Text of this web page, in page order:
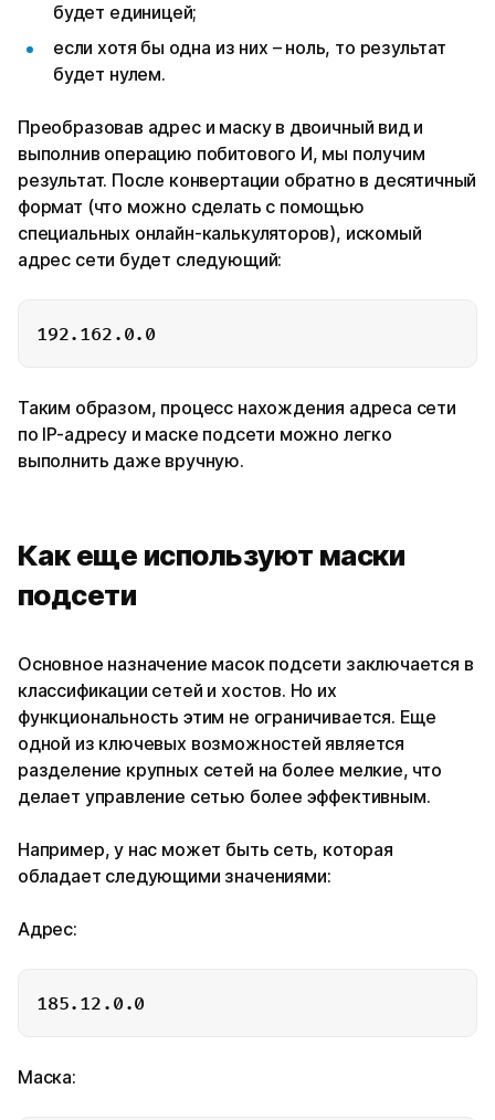
будет единицей;
если хотя бы одна из них – ноль, то результат
будет нулем.
Преобразовав адрес и маску в двоичный вид и
выполнив операцию побитового И, мы получим
результат. После конвертации обратно в десятичный
формат (что можно сделать с помощью
специальных онлайн-калькуляторов), искомый
адрес сети будет следующий:
Таким образом, процесс нахождения адреса сети
по IP-адресу и маске подсети можно легко
выполнить даже вручную.
Как еще используют маски
подсети
Основное назначение масок подсети заключается в
классификации сетей и хостов. Но их
функциональность этим не ограничивается. Еще
одной из ключевых возможностей является
разделение крупных сетей на более мелкие, что
делает управление сетью более эффективным.
Например, у нас может быть сеть, которая
обладает следующими значениями:
Адрес:
Маска: